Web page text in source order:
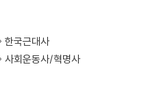
한국근대사
사회운동사/혁명사